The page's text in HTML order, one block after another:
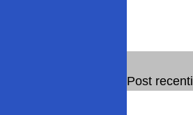
Post recenti